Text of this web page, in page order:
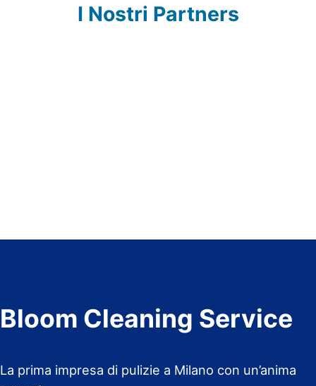
I Nostri Partners
Bloom Cleaning Service
La prima impresa di pulizie a Milano con un’anima